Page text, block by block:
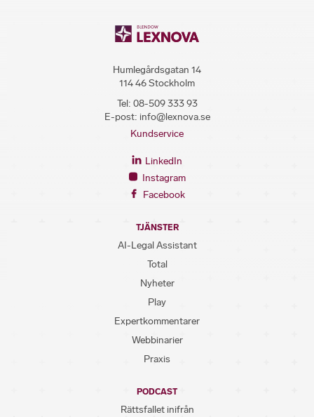
Humlegårdsgatan 14
114 46 Stockholm
Tel: 08-509 333 93
E-post: info@lexnova.se
Kundservice
LinkedIn
Instagram
Facebook
TJÄNSTER
AI-Legal Assistant
Total
Nyheter
Play
Expertkommentarer
Webbinarier
Praxis
PODCAST
Rättsfallet inifrån